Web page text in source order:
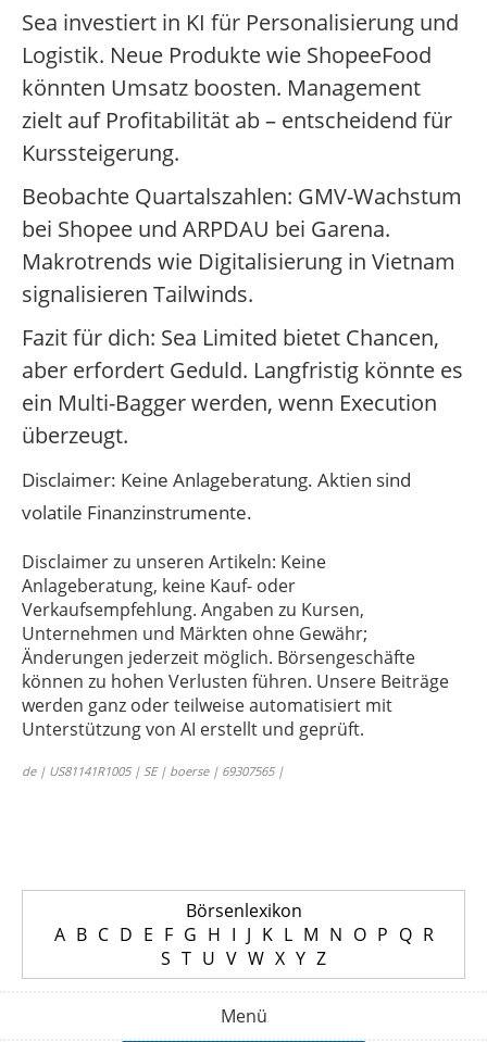
Sea investiert in KI für Personalisierung und
Logistik. Neue Produkte wie ShopeeFood
könnten Umsatz boosten. Management
zielt auf Profitabilität ab – entscheidend für
Kurssteigerung.
Beobachte Quartalszahlen: GMV-Wachstum
bei Shopee und ARPDAU bei Garena.
Makrotrends wie Digitalisierung in Vietnam
signalisieren Tailwinds.
Fazit für dich: Sea Limited bietet Chancen,
aber erfordert Geduld. Langfristig könnte es
ein Multi-Bagger werden, wenn Execution
überzeugt.
Disclaimer: Keine Anlageberatung. Aktien sind
volatile Finanzinstrumente.
Disclaimer zu unseren Artikeln: Keine
Anlageberatung, keine Kauf- oder
Verkaufsempfehlung. Angaben zu Kursen,
Unternehmen und Märkten ohne Gewähr;
Änderungen jederzeit möglich. Börsengeschäfte
können zu hohen Verlusten führen. Unsere Beiträge
werden ganz oder teilweise automatisiert mit
Unterstützung von AI erstellt und geprüft.
de | US81141R1005 | SE | boerse | 69307565 |
Börsenlexikon
A B C D E F G H I J K L M N O P Q R
S T U V W X Y Z
Menü